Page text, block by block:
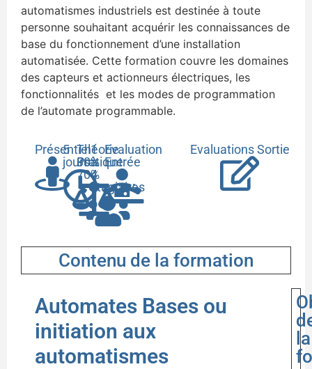
automatismes industriels est destinée à toute
personne souhaitant acquérir les connaissances de
base du fonctionnement d’une installation
automatisée. Cette formation couvre les domaines
des capteurs et actionneurs électriques, les
fonctionnalités et les modes de programmation
de l’automate programmable.
Présentiel
5
jours
Théorie
30%
Pratique
70%
1
à
4
stagiaires
Evaluation
Entrée
Evaluations Sortie
Contenu de la formation
Automates Bases ou
initiation aux
automatismes
la